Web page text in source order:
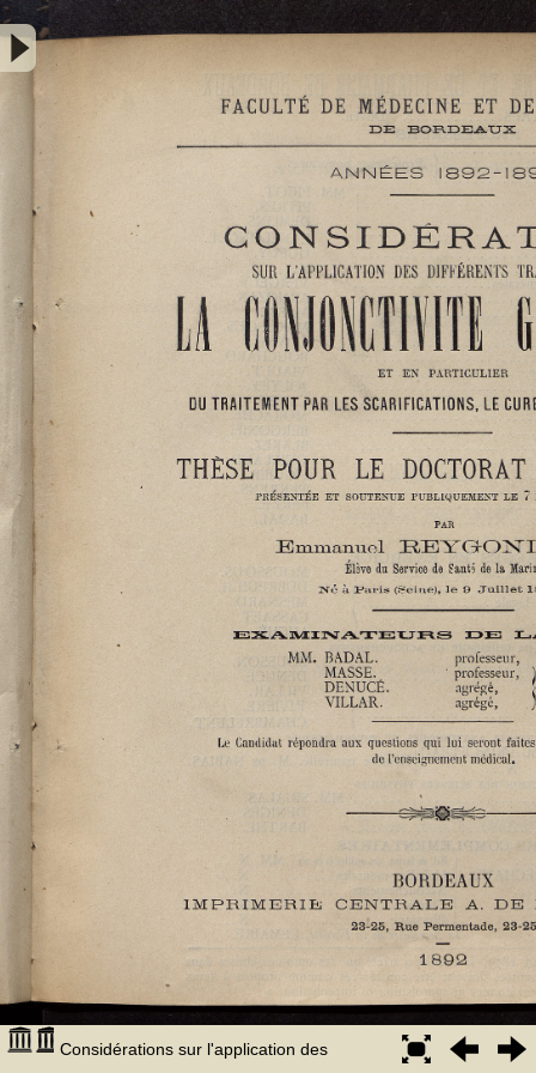
Considérations sur l'application des